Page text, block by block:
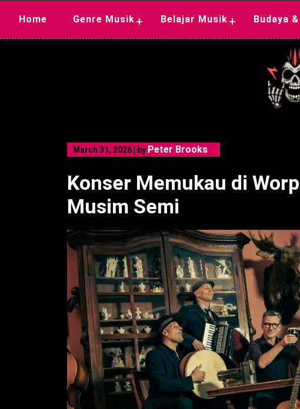
Home Genre Musik + Belajar Musik + Budaya
March 31, 2026 by Peter Brooks
Konser Memukau di
Musim Semi